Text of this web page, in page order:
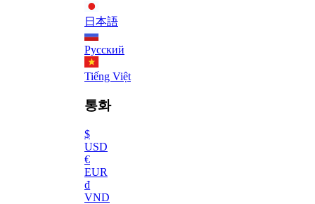
日本語
Русский
Tiếng Việt
통화
$
USD
€
EUR
₫
VND